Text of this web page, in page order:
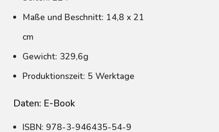
Maße und Beschnitt: 14,8 x 21
cm
Gewicht: 329,6g
Produktionszeit: 5 Werktage
Daten: E-Book
ISBN: 978-3-946435-54-9